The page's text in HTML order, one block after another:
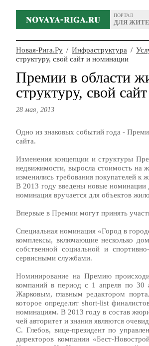
ПОРТАЛ
ДЛЯ
Новая-Рига.Ру / Инфраструктура /
структуру, свой сайт и номинации
Премии в области
структуру, свой
28 мая, 2013
Одно из знаковых событий года -
сайта.
Изменения концепции и структуры
недвижимости, выросла стоимость на
изменились требования покупателей к
В 2013 году введены новые номинации
номинация вручается для объектов
Впервые в Премии могут принять
Специальная номинация «Город в
комплексы, включающие несколько
собственной социальной и
сервисными службами.
Номинирование на Премию
компаний в период с 1 апреля по 30
Жарковым, главным редактором
которое определит short-list
номинациям. В 2013 году в состав
чей авторитет и знания являются
С. Глебов, вице-президент по
директоров компании «Бест-